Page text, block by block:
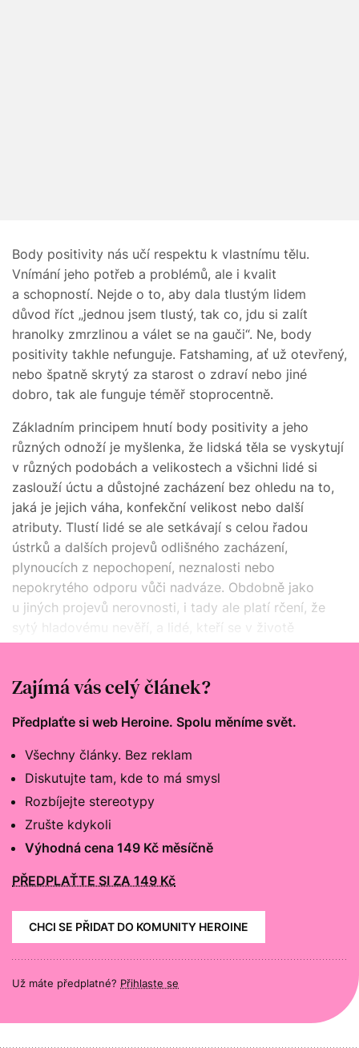
Body positivity nás učí respektu k vlastnímu tělu.
Vnímání jeho potřeb a problémů, ale i kvalit
a schopností. Nejde o to, aby dala tlustým lidem
důvod říct „jednou jsem tlustý, tak co, jdu si zalít
hranolky zmrzlinou a válet se na gauči“. Ne, body
positivity takhle nefunguje. Fatshaming, ať už otevřený,
nebo špatně skrytý za starost o zdraví nebo jiné
dobro, tak ale funguje téměř stoprocentně.
Základním principem hnutí body positivity a jeho
různých odnoží je myšlenka, že lidská těla se vyskytují
v různých podobách a velikostech a všichni lidé si
zaslouží úctu a důstojné zacházení bez ohledu na to,
jaká je jejich váha, konfekční velikost nebo další
atributy. Tlustí lidé se ale setkávají s celou řadou
ústrků a dalších projevů odlišného zacházení,
plynoucích z nepochopení, neznalosti nebo
nepokrytého odporu vůči nadváze. Obdobně jako
u jiných projevů nerovnosti, i tady ale platí rčení, že
sytý hladovému nevěří, a lidé, kteří se v životě
s nadváhou nepotýkali, si zpravidla nedokáží
Zajímá vás celý článek?
Předplaťte si web Heroine. Spolu měníme svět.
Všechny články. Bez reklam
Diskutujte tam, kde to má smysl
Rozbíjejte stereotypy
Zrušte kdykoli
Výhodná cena 149 Kč měsíčně
PŘEDPLAŤTE SI ZA 149 Kč
CHCI SE PŘIDAT DO KOMUNITY HEROINE
Už máte předplatné? Přihlaste se